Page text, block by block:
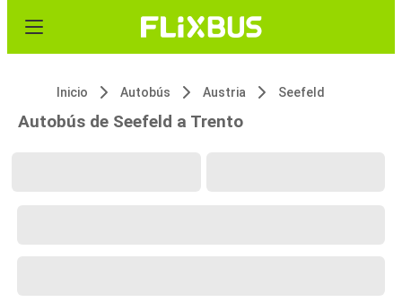
Inicio Autobús Austria Seefeld
Autobús de Seefeld a Trento